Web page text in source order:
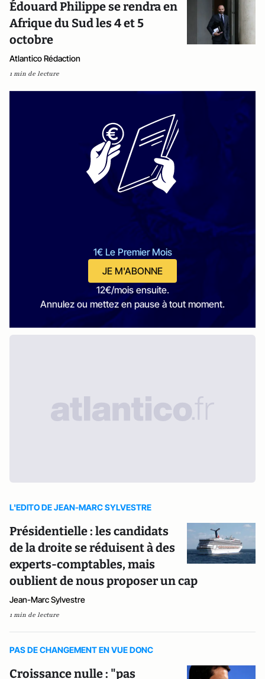
Édouard Philippe se rendra en
Afrique du Sud les 4 et 5
octobre
Atlantico Rédaction
1 min de lecture
1€ Le Premier Mois
JE M'ABONNE
12€/mois ensuite.
Annulez ou mettez en pause à tout moment.
L'EDITO DE JEAN-MARC SYLVESTRE
Présidentielle : les candidats
de la droite se réduisent à des
experts-comptables, mais
oublient de nous proposer un cap
Jean-Marc Sylvestre
1 min de lecture
PAS DE CHANGEMENT EN VUE DONC
Croissance nulle : "pas